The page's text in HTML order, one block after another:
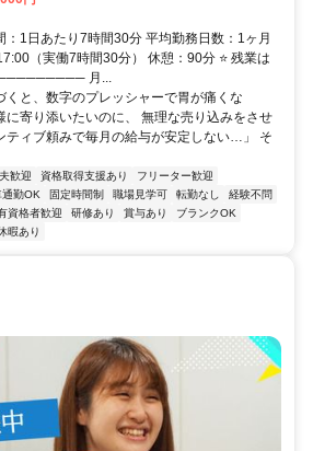
：1日あたり7時間30分 平均勤務日数：1ヶ月
（実働7時間30分） 休憩：90分 ⭐ 残業は
月...
くと、数字のプレッシャーで胃が痛くな
寄り添いたいのに、 無理な売り込みをさせ
ティブ頼みで毎月の給与が安定しない…」 そ
歓迎 資格取得支援あり
フリーター歓迎
通勤OK 固定時間制 職場見学可 転勤なし
経験不問
資格者歓迎 研修あり 賞与あり
ブランクOK
暇あり